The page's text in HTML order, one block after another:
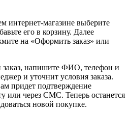
интернет-магазине выберите
его в корзину. Далее
на «Оформить заказ» или
заказ, напишите ФИО, телефон и
и уточнит условия заказа.
придет подтверждение
или через СМС. Теперь останется
новой покупке.